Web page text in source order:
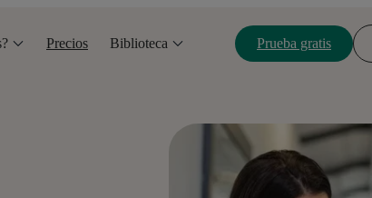
Precios Biblioteca Prueba gratis